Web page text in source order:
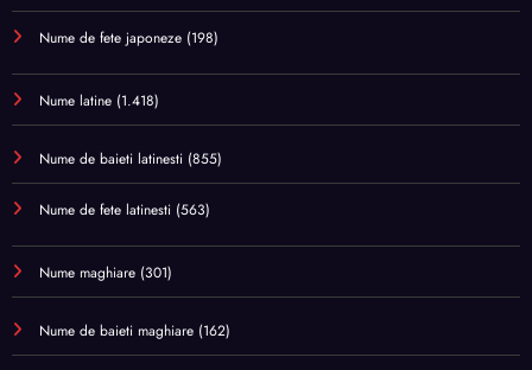
Nume de fete japoneze (198)
Nume latine (1.418)
Nume de baieti latinesti (855)
Nume de fete latinesti (563)
Nume maghiare (301)
Nume de baieti maghiare (162)